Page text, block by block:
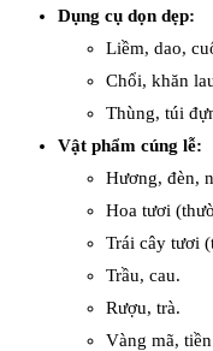
Dụng cụ dọn dẹp:
Liềm, dao,
Chổi, khăn
Thùng, túi
Vật phẩm cúng lễ:
Hương, đèn,
Hoa tươi
Trái cây tươi
Trầu, cau.
Rượu, trà.
Vàng mã,